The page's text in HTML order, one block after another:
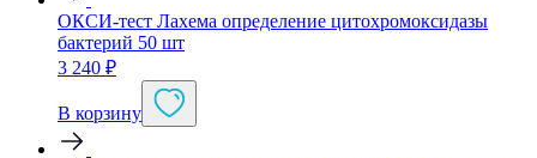
ОКСИ-тест Лахема определение цитохромоксидазы
бактерий 50 шт
3 240 ₽
В корзину